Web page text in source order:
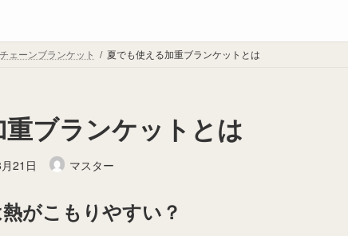
チェーンブランケット 夏でも使える加重ブランケットとは
ブランケットとは
21日 マスター
がこもりやすい？